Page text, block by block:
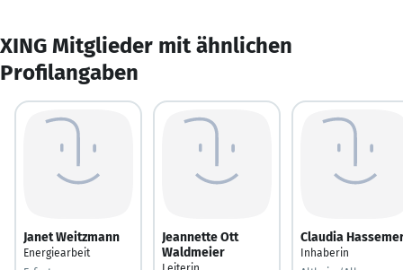
XING Mitglieder mit ähnlichen
Profilangaben
Janet Weitzmann
Energiearbeit
Jeannette Ott
Waldmeier
Claudia
Inhaberin